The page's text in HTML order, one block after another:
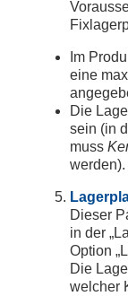
Im
eine
Die
sein (in
muss
werden).
Dieser
in der
Option
Die
welcher